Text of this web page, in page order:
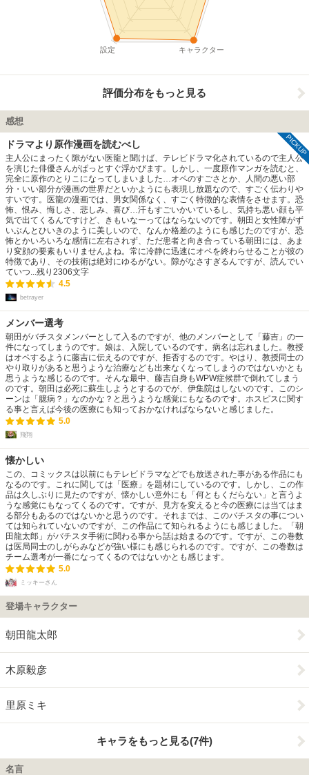
キャラクター
設定
評価分布をもっと見る
感想
ドラマより原作漫画を読むべし
主人公にまったく隙がない医龍と聞けば、テレビドラマ化されているので主人公
を演じた俳優さんがぱっとすぐ浮かびます。しかし、一度原作マンガを読むと、
完全に原作のとりこになってしまいました…オペのすごさとか、人間の悪い部
分・いい部分が漫画の世界だといかようにも表現し放題なので、すごく伝わりや
すいです。医龍の漫画では、男女関係なく、すごく特徴的な表情をさせます。恐
怖、恨み、悔しさ、悲しみ、喜び…汗もすごいかいているし、気持ち悪い顔も平
気で出てくるんですけど、きもいなーってはならないのです。朝田と女性陣がず
いぶんとひいきのように美しいので、なんか格差のようにも感じたのですが、恐
怖とかいろいろな感情に左右されず、ただ患者と向き合っている朝田には、あま
り変顔の要素もいりませんよね。常に冷静に迅速にオペを終わらせることが彼の
特徴であり、その技術は絶対にゆるがない。隙がなさすぎるんですが、読んでい
ていつ...残り 2306文字
4.5
betrayer
PICKUP
メンバー選考
朝田がバチスタメンバーとして入るのですが、他のメンバーとして「藤吉」の一
件になってしまうのです。娘は、入院しているのです。病名は忘れました。教授
はオペするように藤吉に伝えるのですが、拒否するのです。やはり、教授同士の
やり取りがあると思うような治療なども出来なくなってしまうのではないかとも
思うような感じるのです。そんな最中、藤吉自身もWPW症候群で倒れてしまう
のです。朝田は必死に蘇生しようとするのでが、伊集院はしないのです。このシ
ーンは「臆病？」なのかな？と思うような感覚にもなるのです。ホスピスに関す
る事と言えば今後の医療にも知っておかなければならないと感じました。
5.0
飛翔
懐かしい
この、コミックスは以前にもテレビドラマなどでも放送された事がある作品にも
なるのです。これに関しては「医療」を題材にしているのです。しかし、この作
品は久しぶりに見たのですが、懐かしい意外にも「何ともくだらない」と言うよ
うな感覚にもなってくるのです。ですが、見方を変えると今の医療には当てはま
る部分もあるのではないかと思うのです。それまでは、このバチスタの事につい
ては知られていないのですが、この作品にて知られるようにも感じました。「朝
田龍太郎」がバチスタ手術に関わる事から話は始まるのです。ですが、この巻数
は医局同士のしがらみなどが強い様にも感じられるのです。ですが、この巻数は
チーム選考が一番になってくるのではないかとも感じます。
5.0
ミッキーさん
登場キャラクター
朝田龍太郎
木原毅彦
里原ミキ
キャラをもっと見る(7件)
名言